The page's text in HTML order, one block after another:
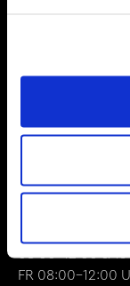
IPA
Liechtenstein
9485 Nendeln
08:00-12:00 &
FR 08:00-12:00